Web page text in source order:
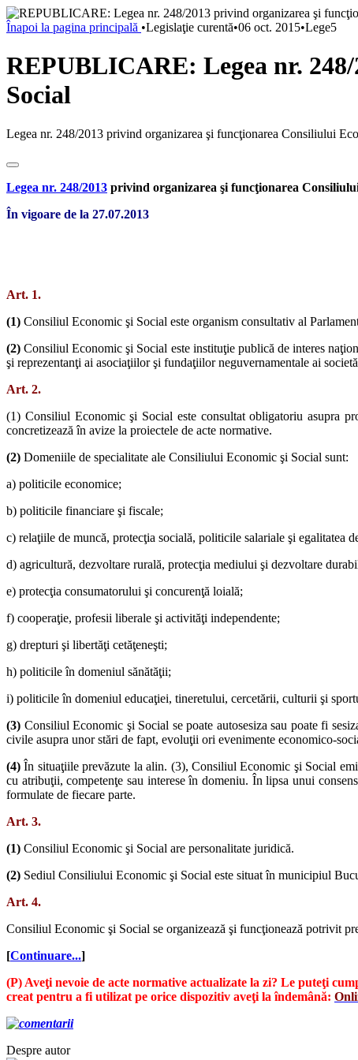
Înapoi la pagina principală •Legislaţie curentă•06 oct. 2015•Lege5
REPUBLICARE: Legea nr.
Social
Legea nr. 248/2013 privind organizarea şi funcţionarea Consiliului
Legea nr. 248/2013 privind organizarea şi funcţionarea
În vigoare de la 27.07.2013
Art. 1.
(1) Consiliul Economic şi Social este organism consultativ al
(2) Consiliul Economic şi Social este instituţie publică de interes
şi reprezentanţi ai asociaţiilor şi fundaţiilor neguvernamentale ai
Art. 2.
(1) Consiliul Economic şi Social este consultat obligatoriu asupra
concretizează în avize la proiectele de acte normative.
(2) Domeniile de specialitate ale Consiliului Economic şi Social sunt:
a) politicile economice;
b) politicile financiare şi fiscale;
c) relaţiile de muncă, protecţia socială, politicile salariale şi egalitatea
d) agricultură, dezvoltare rurală, protecţia mediului şi dezvoltare
e) protecţia consumatorului şi concurenţă loială;
f) cooperaţie, profesii liberale şi activităţi independente;
g) drepturi şi libertăţi cetăţeneşti;
h) politicile în domeniul sănătăţii;
i) politicile în domeniul educaţiei, tineretului, cercetării, culturii şi
(3) Consiliul Economic şi Social se poate autosesiza sau poate fi
civile asupra unor stări de fapt, evoluţii ori evenimente economico-
(4)În situaţiile prevăzute la alin. (3), Consiliul Economic şi Social
cu atribuţii, competenţe sau interese în domeniu. În lipsa unui
formulate de fiecare parte.
Art. 3.
(1) Consiliul Economic şi Social are personalitate juridică.
(2) Sediul Consiliului Economic şi Social este situat în municipiul
Art. 4.
Consiliul Economic şi Social se organizează şi funcţionează potrivit
[Continuare...]
(P) Aveţi nevoie de acte normative actualizate la zi? Le puteţi
creat pentru a fi utilizat pe orice dispozitiv aveţi la îndemână:
Despre autor